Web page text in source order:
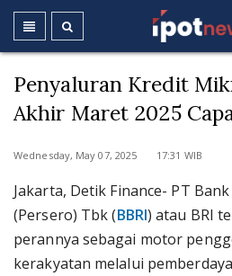
Penyaluran Kredit
Akhir Maret 2025
Wednesday, May 07, 2025 17:31 WIB
Jakarta, Detik Finance- PT
(Persero) Tbk (BBRI) atau BRI
perannya sebagai motor
kerakyatan melalui